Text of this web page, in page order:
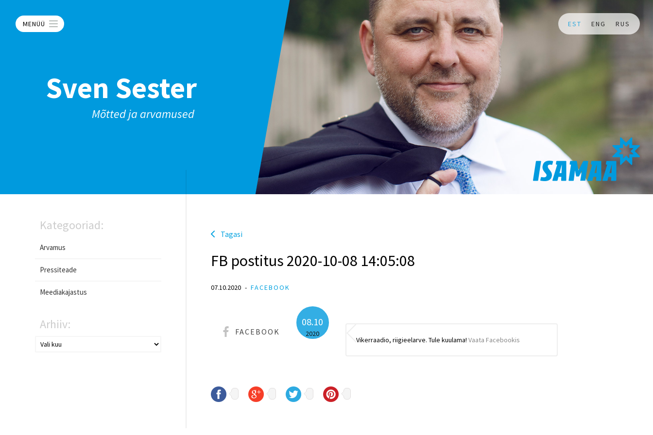
MENÜÜ EST ENG RUS
Sven Sester
Mõtted ja arvamused
Kategooriad:
Arvamus
Pressiteade
Meediakajastus
Arhiiv:
Tagasi
FB postitus 2020-10-08 14:05:08
07.10.2020 FACEBOOK
FACEBOOK
08.10
2020
Vikerraadio, riigieelarve. Tule kuulama! Vaata Facebookis